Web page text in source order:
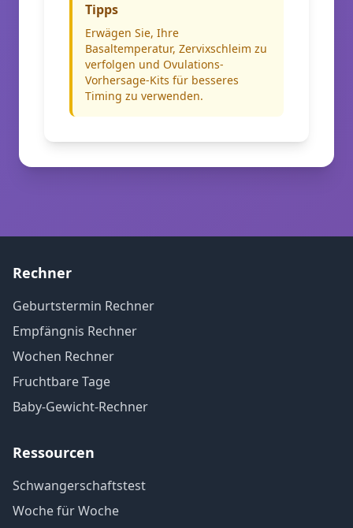
Tipps
Erwägen Sie, Ihre
Basaltemperatur, Zervixschleim zu
verfolgen und Ovulations-
Vorhersage-Kits für besseres
Timing zu verwenden.
Rechner
Geburtstermin Rechner
Empfängnis Rechner
Wochen Rechner
Fruchtbare Tage
Baby-Gewicht-Rechner
Ressourcen
Schwangerschaftstest
Woche für Woche